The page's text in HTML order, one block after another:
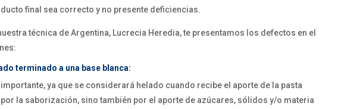
final sea correcto y no presente deficiencias.
técnica de Argentina, Lucrecia Heredia, te presentamos los defectos en el
terminado a una base blanca:
ya que se considerará helado cuando recibe el aporte de la pasta
la saborización, sino también por el aporte de azúcares, sólidos y/o materia